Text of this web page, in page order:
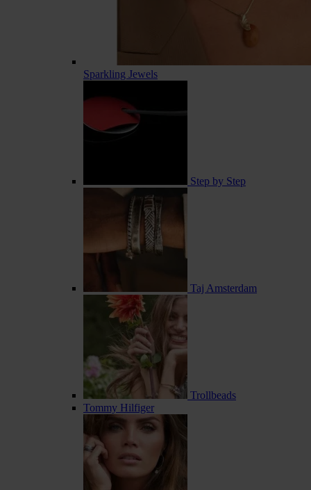
Sparkling Jewels
Step by Step
Taj Amsterdam
Trollbeads
Tommy Hilfiger